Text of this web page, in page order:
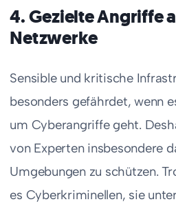
4. Gezielte Angriffe
Netzwerke
Sensible und kritische
besonders gefährdet, wenn
um Cyberangriffe geht.
von Experten insbesondere
Umgebungen zu schützen.
es Cyberkriminellen, sie